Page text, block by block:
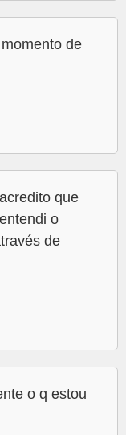
de
que
o
de
o q estou